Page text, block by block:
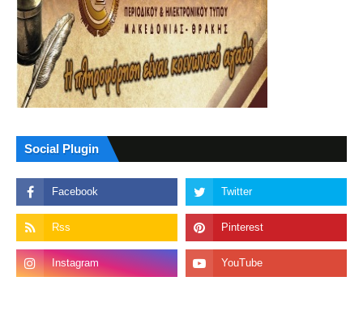
Social Plugin